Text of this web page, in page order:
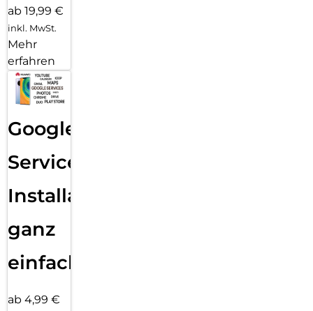
ab 19,99 €
inkl. MwSt.
Mehr
erfahren
Google
Services
Installation
ganz
einfach
ab 4,99 €